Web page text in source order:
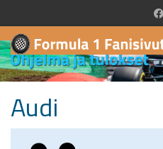
Audi